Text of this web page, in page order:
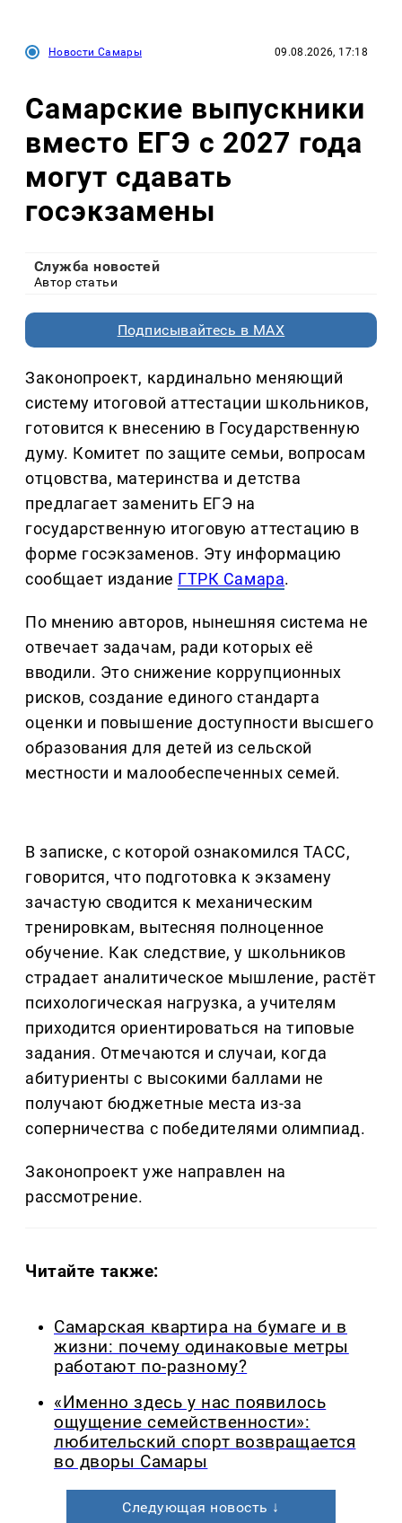
Новости Самары 09.08.2026, 17:18
Самарские выпускники
вместо ЕГЭ с 2027 года
могут сдавать
госэкзамены
Служба новостей
Автор статьи
Подписывайтесь в MAX
Законопроект, кардинально меняющий
систему итоговой аттестации школьников,
готовится к внесению в Государственную
думу. Комитет по защите семьи, вопросам
отцовства, материнства и детства
предлагает заменить ЕГЭ на
государственную итоговую аттестацию в
форме госэкзаменов. Эту информацию
сообщает издание ГТРК Самара.
По мнению авторов, нынешняя система не
отвечает задачам, ради которых её
вводили. Это снижение коррупционных
рисков, создание единого стандарта
оценки и повышение доступности высшего
образования для детей из сельской
местности и малообеспеченных семей.
В записке, с которой ознакомился ТАСС,
говорится, что подготовка к экзамену
зачастую сводится к механическим
тренировкам, вытесняя полноценное
обучение. Как следствие, у школьников
страдает аналитическое мышление, растёт
психологическая нагрузка, а учителям
приходится ориентироваться на типовые
задания. Отмечаются и случаи, когда
абитуриенты с высокими баллами не
получают бюджетные места из-за
соперничества с победителями олимпиад.
Законопроект уже направлен на
рассмотрение.
Читайте также:
Самарская квартира на бумаге и в
жизни: почему одинаковые метры
работают по-разному?
«Именно здесь у нас появилось
ощущение семейственности»:
любительский спорт возвращается
во дворы Самары
Следующая новость ↓